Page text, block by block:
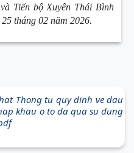
Tiến bộ Xuyên Thái Bình
tháng 02 năm 2026.
Thong tu quy dinh ve dau
khau o to da qua su dung